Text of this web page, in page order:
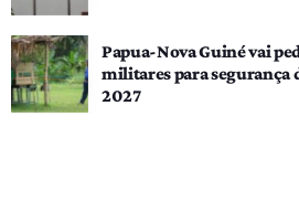
Papua-Nova Guiné vai
militares para segurança
2027